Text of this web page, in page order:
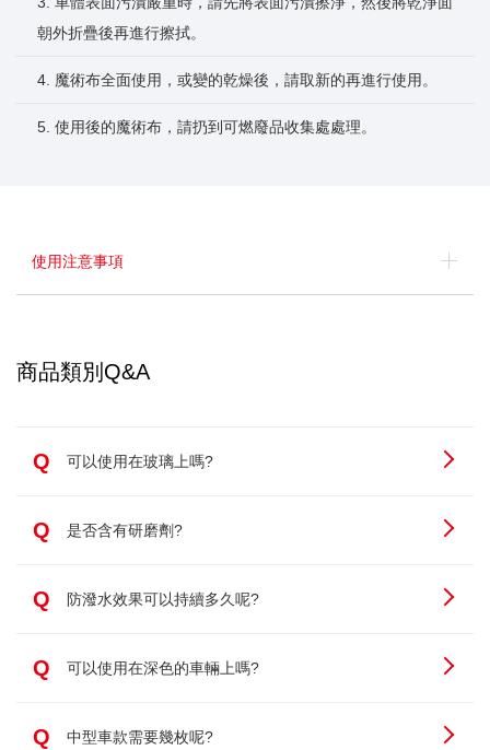
朝外折疊後再進行擦拭。
4. 魔術布全面使用，或變的乾燥後，請取新的再進行使用。
5. 使用後的魔術布，請扔到可燃廢品收集處處理。
使用注意事項
商品類別Q&A
Q 可以使用在玻璃上嗎?
Q 是否含有研磨劑?
Q 防潑水效果可以持續多久呢?
Q 可以使用在深色的車輛上嗎?
Q 中型車款需要幾枚呢?